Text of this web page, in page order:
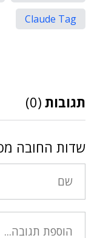
Claude Tag
תגובות (0)
שדות החובה